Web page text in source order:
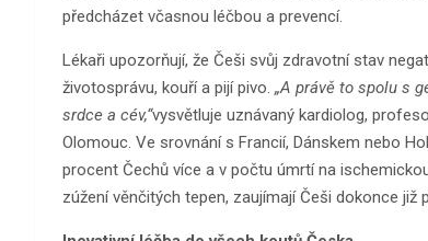
předcházet včasnou léčbou a prevencí.
Lékaři upozorňují, že Češi svůj zdravotní stav
životosprávu, kouří a pijí pivo. „A právě to spolu s
srdce a cév,“vysvětluje uznávaný kardiolog,
Olomouc. Ve srovnání s Francií, Dánskem nebo
procent Čechů více a v počtu úmrtí na
zúžení věnčitých tepen, zaujímají Češi dokonce již